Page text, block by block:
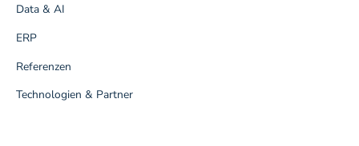
Data & AI
ERP
Referenzen
Technologien & Partner